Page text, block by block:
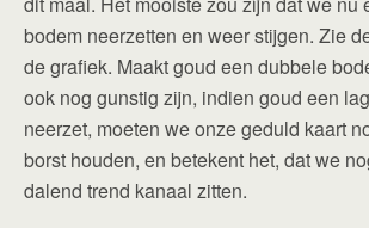
bodem neerzetten en weer stijgen. Zie
de grafiek. Maakt goud een dubbele
ook nog gunstig zijn, indien goud een
neerzet, moeten we onze geduld kaart
borst houden, en betekent het, dat we
dalend trend kanaal zitten.